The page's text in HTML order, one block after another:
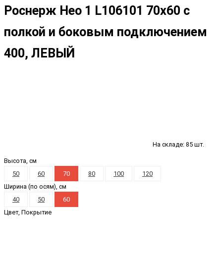
Роснерж Нео 1 L106101 70x60 с
полкой и боковым подключением
400, ЛЕВЫЙ
На складе: 85 шт.
Высота, см
50
60 70 80 100
120
Ширина (по осям), см
40
50
60
Цвет, Покрытие